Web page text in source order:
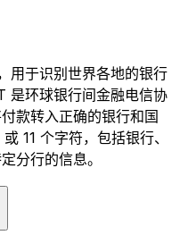
用于识别世界各地的银行
是环球银行间金融电信协
款转入正确的银行和国
11 个字符，包括银行、
分行的信息。